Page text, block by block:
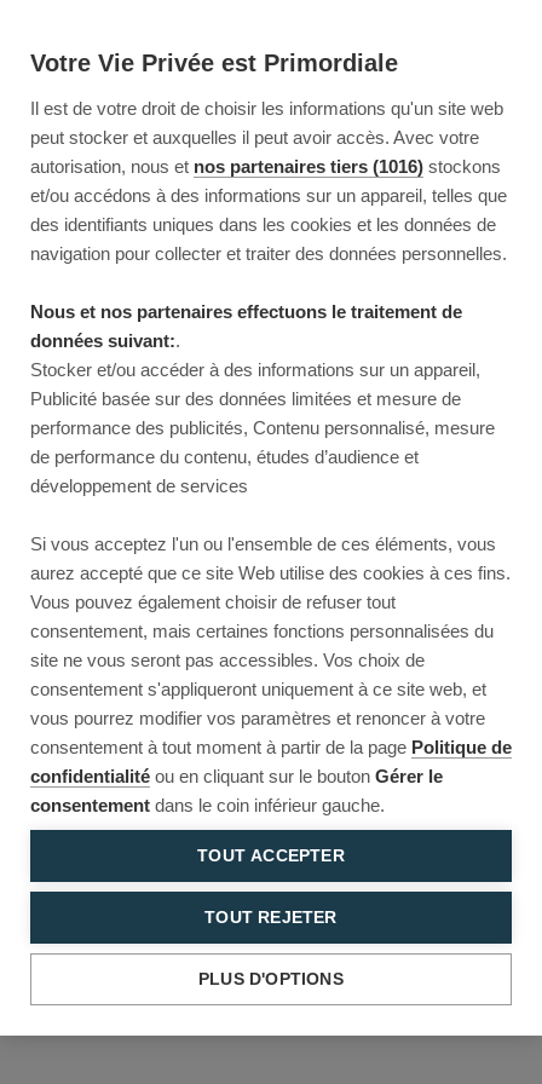
Votre Vie Privée est Primordiale
Il est de votre droit de choisir les informations qu'un site web
peut stocker et auxquelles il peut avoir accès. Avec votre
autorisation, nous et nos partenaires tiers (1016) stockons
et/ou accédons à des informations sur un appareil, telles que
des identifiants uniques dans les cookies et les données de
navigation pour collecter et traiter des données personnelles.
Nous et nos partenaires effectuons le traitement de
données suivant:.
Stocker et/ou accéder à des informations sur un appareil,
Publicité basée sur des données limitées et mesure de
performance des publicités, Contenu personnalisé, mesure
de performance du contenu, études d’audience et
développement de services
Si vous acceptez l'un ou l'ensemble de ces éléments, vous
aurez accepté que ce site Web utilise des cookies à ces fins.
Vous pouvez également choisir de refuser tout
consentement, mais certaines fonctions personnalisées du
site ne vous seront pas accessibles. Vos choix de
consentement s'appliqueront uniquement à ce site web, et
vous pourrez modifier vos paramètres et renoncer à votre
consentement à tout moment à partir de la page Politique de
confidentialité ou en cliquant sur le bouton Gérer le
consentement dans le coin inférieur gauche.
TOUT ACCEPTER
TOUT REJETER
PLUS D'OPTIONS
Reload to try again, or go back.
Reload Back